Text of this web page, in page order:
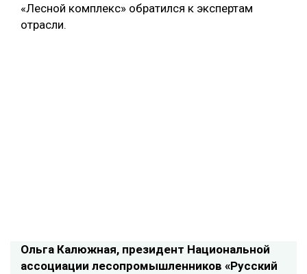
«Лесной комплекс» обратился к экспертам
отрасли.
Ольга Калюжная, президент Национальной
ассоциации лесопромышленников «Русский